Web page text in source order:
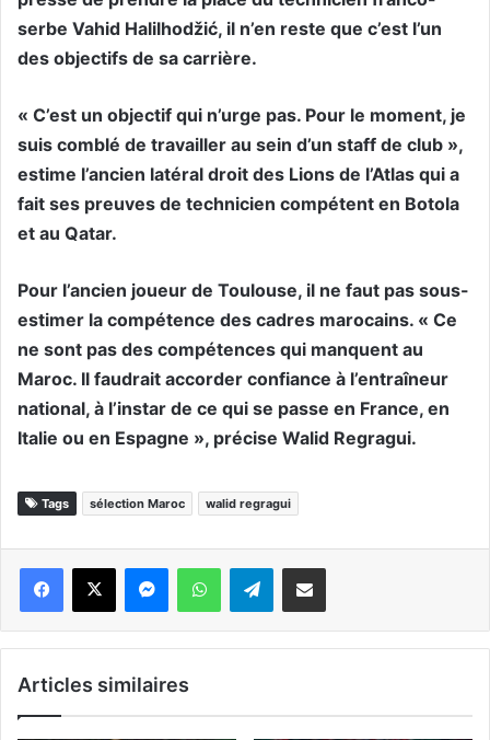
serbe Vahid Halilhodžić, il n’en reste que c’est l’un
des objectifs de sa carrière.
« C’est un objectif qui n’urge pas. Pour le moment, je
suis comblé de travailler au sein d’un staff de club »,
estime l’ancien latéral droit des Lions de l’Atlas qui a
fait ses preuves de technicien compétent en Botola
et au Qatar.
Pour l’ancien joueur de Toulouse, il ne faut pas sous-
estimer la compétence des cadres marocains. « Ce
ne sont pas des compétences qui manquent au
Maroc. Il faudrait accorder confiance à l’entraîneur
national, à l’instar de ce qui se passe en France, en
Italie ou en Espagne », précise Walid Regragui.
Tags sélection Maroc walid regragui
WhatsApp Telegram
Articles similaires